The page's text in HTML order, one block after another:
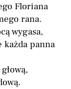
Floriana
rana.
wygasa,
każda panna